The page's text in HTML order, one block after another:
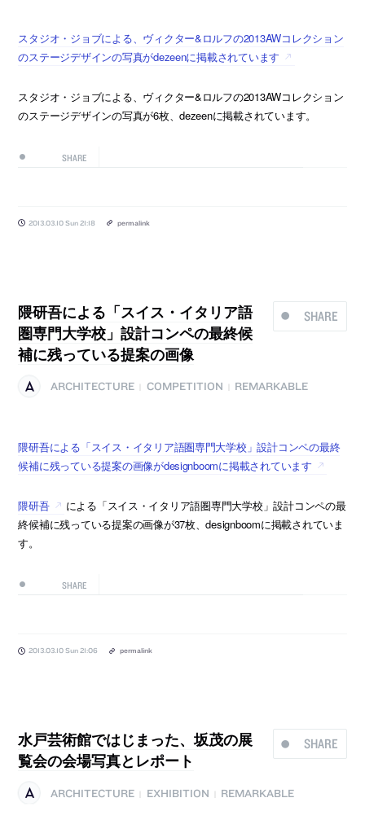
スタジオ・ジョブによる、ヴィクター&ロルフの2013AWコレクション
のステージデザインの写真がdezeenに掲載されています
スタジオ・ジョブによる、ヴィクター&ロルフの2013AWコレクション
のステージデザインの写真が6枚、dezeenに掲載されています。
SHARE
2013.03.10 Sun 21:18 permalink
SHARE
隈研吾による「スイス・イタリア語
圏専門大学校」設計コンペの最終候
補に残っている提案の画像
ARCHITECTURE COMPETITION REMARKABLE
隈研吾による「スイス・イタリア語圏専門大学校」設計コンペの最終
候補に残っている提案の画像がdesignboomに掲載されています
隈研吾
による「スイス・イタリア語圏専門大学校」設計コンペの最
終候補に残っている提案の画像が37枚、designboomに掲載されていま
す。
SHARE
2013.03.10 Sun 21:06 permalink
SHARE
水戸芸術館ではじまった、坂茂の展
覧会の会場写真とレポート
ARCHITECTURE EXHIBITION REMARKABLE